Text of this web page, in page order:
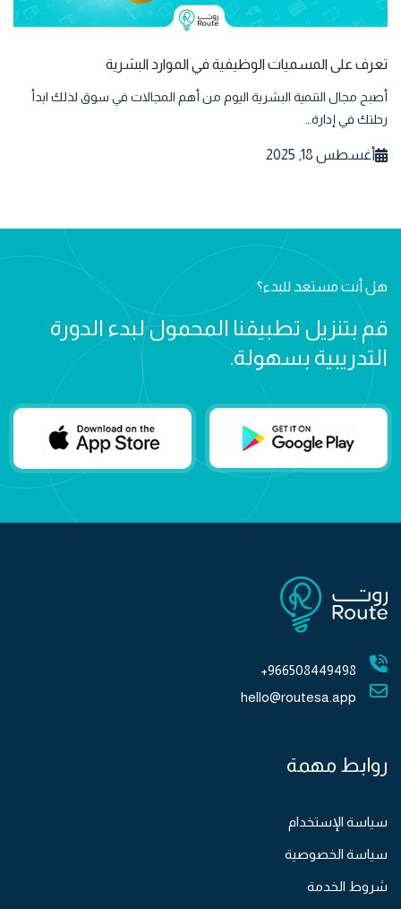
تعرف على المسميات الوظيفية في الموارد البشرية
أصبح مجال التنمية البشرية اليوم من أهم المجالات في سوق لذلك ابدأ
رحلتك في إدارة…
أغسطس 18, 2025
هل أنت مستعد للبدء؟
قم بتنزيل تطبيقنا المحمول لبدء الدورة
التدريبية بسهولة.
966508449498+
hello@routesa.app
روابط مهمة
سياسة الإستخدام
سياسة الخصوصية
شروط الخدمة